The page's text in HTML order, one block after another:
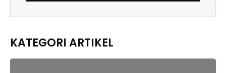
KATEGORI ARTIKEL